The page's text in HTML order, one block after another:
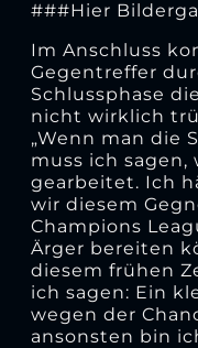
###Hier
Im Anschluss
Gegentreffer
Schlussphase
nicht wirklich
„Wenn man die
muss ich
gearbeitet. Ich
wir diesem
Champions
Ärger bereiten
diesem frühen
ich sagen: Ein
wegen der
ansonsten bin